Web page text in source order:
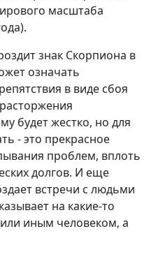
масштаба
знак Скорпиона в
означать
в виде сбоя
будет жестко, но для
- это прекрасное
проблем, вплоть
долгов. И еще
встречи с людьми
на какие-то
иным человеком, а